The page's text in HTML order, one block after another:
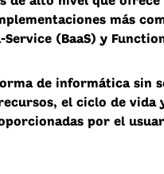
más
Service (BaaS) y
de informática sin
el ciclo de vida
por el